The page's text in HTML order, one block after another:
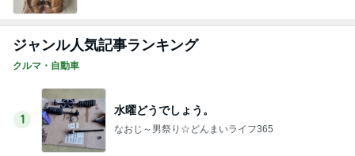
ジャンル人気記事ランキング
クルマ・自動車
1
水曜どうでしょう。
なおじ～男祭り☆どんまいライフ365